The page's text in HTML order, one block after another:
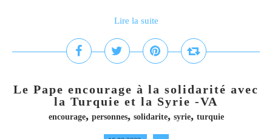
Lire la suite
Le Pape encourage à la solidarité avec
la Turquie et la Syrie -VA
encourage, personnes, solidarite, syrie, turquie